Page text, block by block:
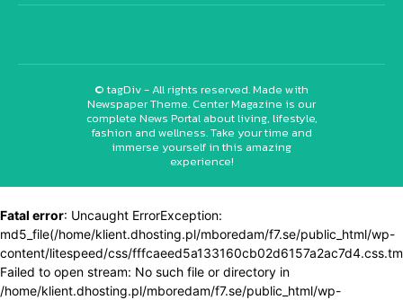
© tagDiv - All rights reserved. Made with
Newspaper Theme. Center Magazine is our
complete News Portal about living, lifestyle,
fashion and wellness. Take your time and
immerse yourself in this amazing
experience!
Fatal error: Uncaught ErrorException:
md5_file(/home/klient.dhosting.pl/mboredam/f7.se/public_html/wp-
content/litespeed/css/
Failed to open stream: No such file or directory in
/home/klient.dhosting.pl/mboredam/f7.se/public_html/wp-